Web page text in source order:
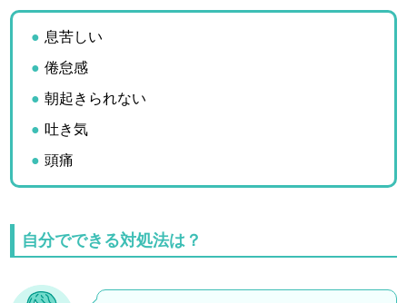
息苦しい
倦怠感
朝起きられない
吐き気
頭痛
自分でできる対処法は？